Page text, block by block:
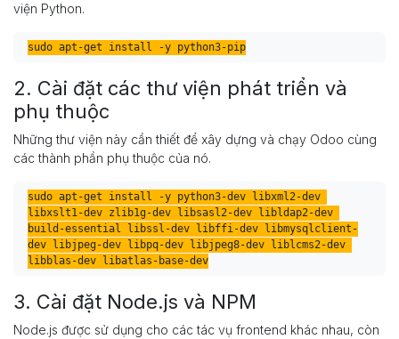
viện Python.
2. Cài đặt các thư viện phát triển và
phụ thuộc
Những thư viện này cần thiết để xây dựng và chạy Odoo cùng
các thành phần phụ thuộc của nó.
sudo apt-get install -y python3-dev libxml2-dev
libxslt1-dev zlib1g-dev libsasl2-dev libldap2-dev
build-essential libssl-dev libffi-dev libmysqlclient-
dev libjpeg-dev libpq-dev libjpeg8-dev liblcms2-dev
3. Cài đặt Node.js và NPM
Node.js được sử dụng cho các tác vụ frontend khác nhau, còn